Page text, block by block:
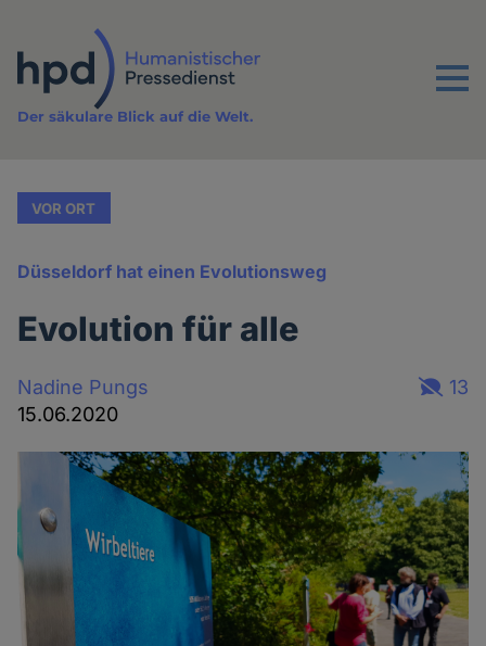
Inhalt
Menu
Der säkulare Blick auf die Welt.
VOR ORT
Düsseldorf hat einen Evolutionsweg
Evolution für alle
Nadine Pungs
15.06.2020
13